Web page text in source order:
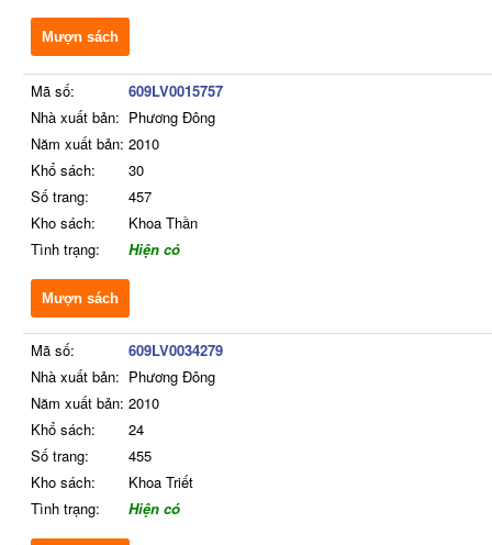
Mượn sách
Mã số:
609LV0015757
Nhà xuất bản: Phương Đông
Năm xuất bản: 2010
Khổ sách:
30
Số trang:
457
Kho sách:
Khoa Thần
Tình trạng:
Hiện có
Mượn sách
Mã số:
609LV0034279
Nhà xuất bản: Phương Đông
Năm xuất bản: 2010
Khổ sách:
24
Số trang:
455
Kho sách:
Khoa Triết
Tình trạng:
Hiện có